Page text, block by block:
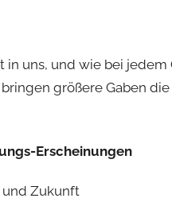
uns, und wie bei
größere Gaben
Erscheinungen
und Zukunft